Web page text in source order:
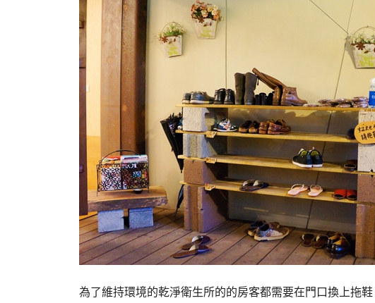
為了維持環境的乾淨衛生所的的房客都需要在門口換上拖鞋